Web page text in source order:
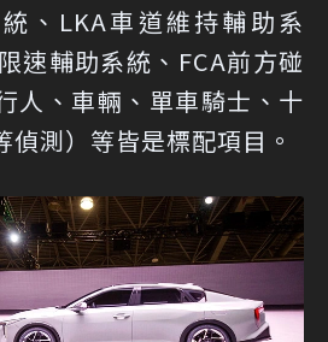
、LKA車道維持輔助系
速輔助系統、FCA前方碰
人、車輛、單車騎士、十
偵測）等皆是標配項目。